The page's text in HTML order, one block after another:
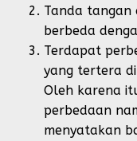
Tanda tangan
berbeda
Terdapat
yang tertera di
Oleh karena
perbedaan
menyatakan